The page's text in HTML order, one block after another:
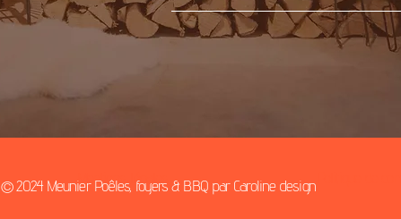
Mentions légales
© 2024 Meunier Poêles, foyers & BBQ parCaroline design